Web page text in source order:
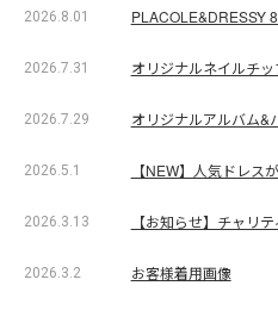
2026.8.01 PLACOLE&DRESSY
2026.7.31 オリジナルネイルチッ
2026.7.29 オリジナルアルバム&
2026.5.1 【NEW】人気ドレス
2026.3.13 【お知らせ】チャリ
2026.3.2 お客様着用画像